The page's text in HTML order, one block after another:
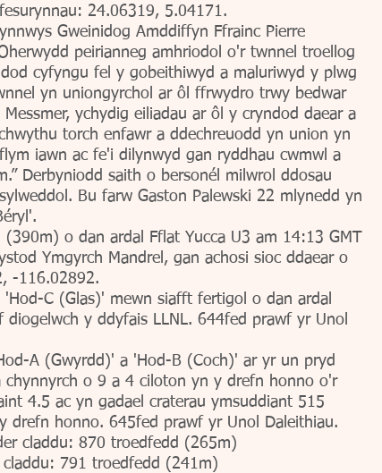
24.06319, 5.04171.
Gweinidog Amddiffyn Ffrainc Pierre
peirianneg amhriodol o'r twnnel troellog
cyfyngu fel y gobeithiwyd a maluriwyd y plwg
yn uniongyrchol ar ôl ffrwydro trwy bedwar
ychydig eiliadau ar ôl y cryndod daear a
torch enfawr a ddechreuodd yn union yn
iawn ac fe'i dilynwyd gan ryddhau cwmwl a
Derbyniodd saith o bersonél milwrol ddosau
Bu farw Gaston Palewski 22 mlynedd yn
o dan ardal Fflat Yucca U3 am 14:13 GMT
Ymgyrch Mandrel, gan achosi sioc ddaear o
-116.02892.
C (Glas)' mewn siafft fertigol o dan ardal
y ddyfais LLNL. 644fed prawf yr Unol
A (Gwyrdd)' a 'Hod-B (Coch)' ar yr un pryd
chynnyrch o 9 a 4 ciloton yn y drefn honno o'r
4.5 ac yn gadael craterau ymsuddiant 515
honno. 645fed prawf yr Unol Daleithiau.
claddu: 870 troedfedd (265m)
791 troedfedd (241m)